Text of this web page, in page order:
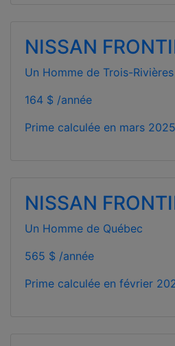
NISSAN
Un Homme de Trois-Rivières
164 $ /année
Prime calculée en mars 2025
NISSAN
Un Homme de Québec
565 $ /année
Prime calculée en février